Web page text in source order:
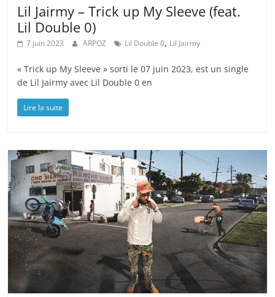
Lil Jairmy – Trick up My Sleeve (feat.
Lil Double 0)
7 juin 2023 ARPOZ Lil Double 0, Lil Jairmy
« Trick up My Sleeve » sorti le 07 juin 2023, est un single
de Lil Jairmy avec Lil Double 0 en
Lire la suite